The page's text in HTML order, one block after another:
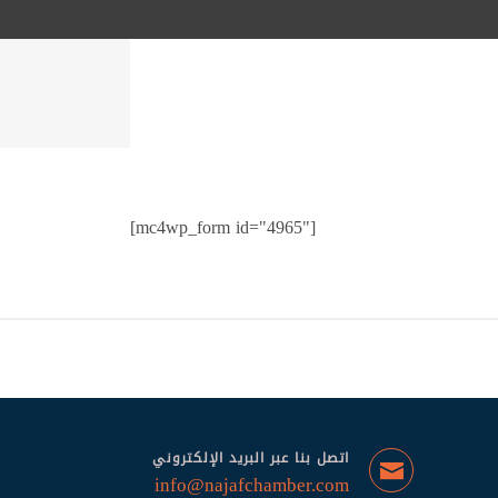
[mc4wp_form id="4965"]
اتصل بنا عبر البريد الإلكتروني
info@najafchamber.com